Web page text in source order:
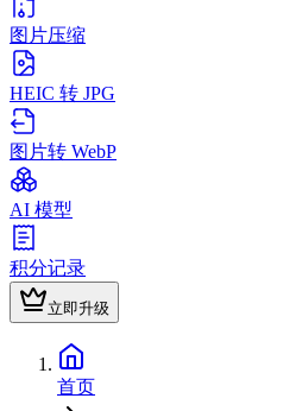
图片压缩
HEIC 转 JPG
图片转 WebP
AI 模型
积分记录
立即升级
首页